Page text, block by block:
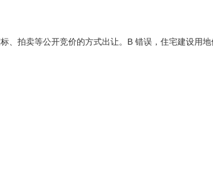
、拍卖等公开竞价的方式出让。B 错误，住宅建设用地